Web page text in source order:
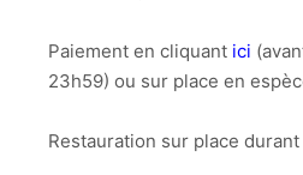
Paiement en cliquant ici
23h59) ou sur place en
Restauration sur place